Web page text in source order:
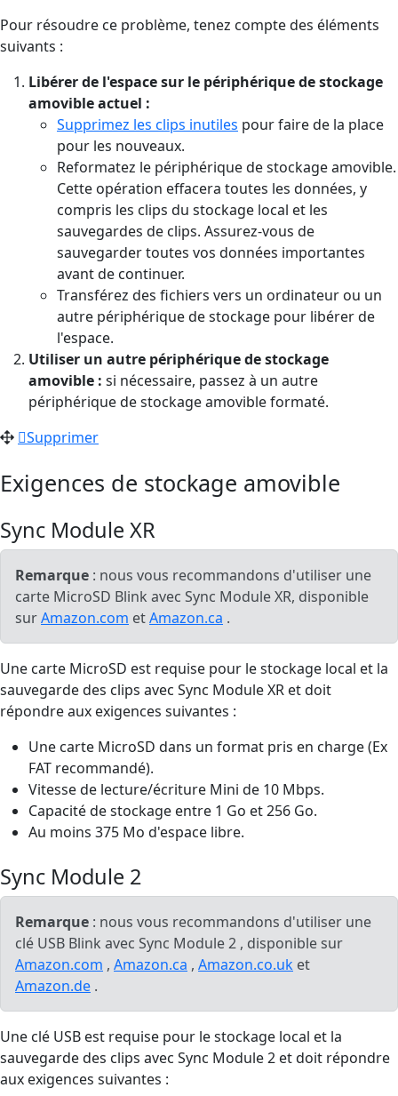
Pour résoudre ce problème, tenez compte des éléments
suivants :
Libérer de l'espace sur le périphérique de stockage
amovible actuel :
Supprimez les clips inutiles pour faire de la place
pour les nouveaux.
Reformatez le périphérique de stockage amovible.
Cette opération effacera toutes les données, y
compris les clips du stockage local et les
sauvegardes de clips. Assurez-vous de
sauvegarder toutes vos données importantes
avant de continuer.
Transférez des fichiers vers un ordinateur ou un
autre périphérique de stockage pour libérer de
l'espace.
Utiliser un autre périphérique de stockage
amovible : si nécessaire, passez à un autre
périphérique de stockage amovible formaté.
Supprimer
Exigences de stockage amovible
Sync Module XR
Remarque : nous vous recommandons d'utiliser une
carte MicroSD Blink avec Sync Module XR, disponible
surAmazon.com etAmazon.ca .
Une carte MicroSD est requise pour le stockage local et la
sauvegarde des clips avec Sync Module XR et doit
répondre aux exigences suivantes :
Une carte MicroSD dans un format pris en charge (Ex
FAT recommandé).
Vitesse de lecture/écriture Mini de 10 Mbps.
Capacité de stockage entre 1 Go et 256 Go.
Au moins 375 Mo d'espace libre.
Sync Module 2
Remarque : nous vous recommandons d'utiliser une
clé USB Blink avec Sync Module 2 , disponible sur
Amazon.com , Amazon.ca , Amazon.co.uk et
Amazon.de .
Une clé USB est requise pour le stockage local et la
sauvegarde des clips avec Sync Module 2 et doit répondre
aux exigences suivantes :